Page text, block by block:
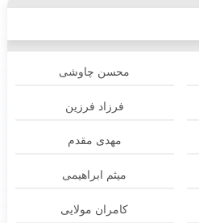
محسن چاوشی
فرزاد فرزین
مهدی مقدم
میثم ابراهیمی
کامران مولایی